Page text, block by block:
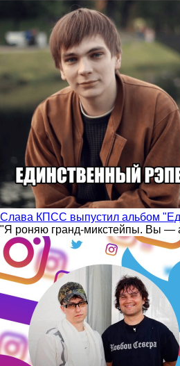
Слава КПСС выпустил альбом
"Я роняю гранд-микстейпы. Вы —